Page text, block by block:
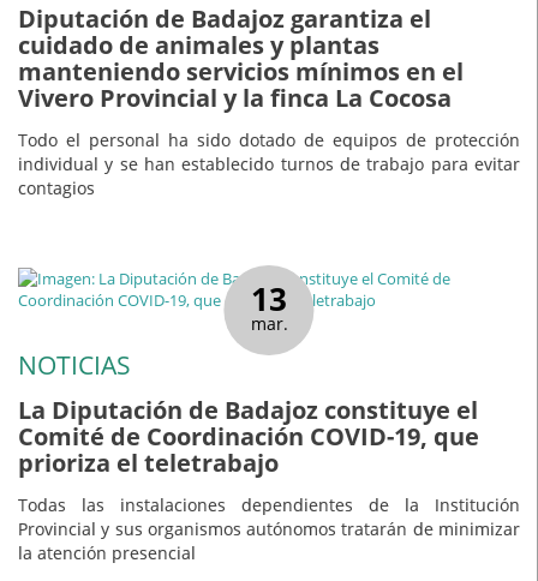
Diputación de Badajoz garantiza el
cuidado de animales y plantas
manteniendo servicios mínimos en el
Vivero Provincial y la finca La Cocosa
Todo el personal ha sido dotado de equipos de protección
individual y se han establecido turnos de trabajo para evitar
contagios
13
mar.
NOTICIAS
La Diputación de Badajoz constituye el
Comité de Coordinación COVID-19, que
prioriza el teletrabajo
Todas las instalaciones dependientes de la Institución
Provincial y sus organismos autónomos tratarán de minimizar
la atención presencial